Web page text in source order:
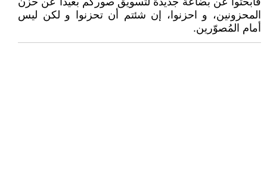
المحزونين، و احزنوا، إن شئتم أن تحزنوا و لكن ليس
أمام المُصوّرين.